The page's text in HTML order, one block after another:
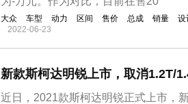
大众 车型 动力 区间 售价 总成 销量 设
2022-06-23
新款斯柯达明锐上市，取消1.2T/
近日，2021款斯柯达明锐正式上市，